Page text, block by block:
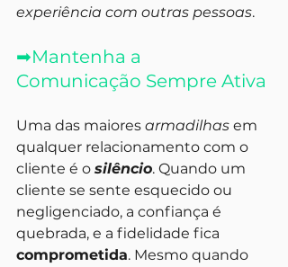
experiência com outras pessoas.
➡Mantenha a
Comunicação Sempre Ativa
Uma das maiores armadilhas em
qualquer relacionamento com o
cliente é o silêncio. Quando um
cliente se sente esquecido ou
negligenciado, a confiança é
quebrada, e a fidelidade fica
comprometida. Mesmo quando